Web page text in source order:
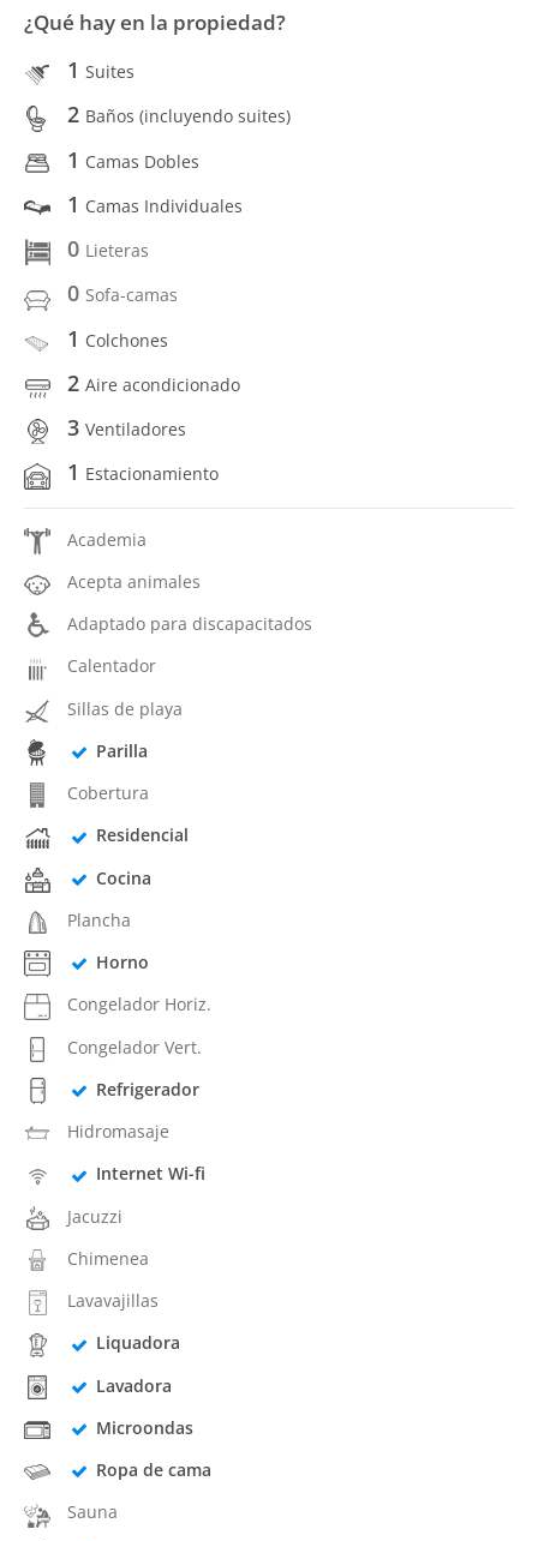
¿Qué hay en la propiedad?
1 Suites
2 Baños (incluyendo suites)
1 Camas Dobles
1 Camas Individuales
0 Lieteras
0 Sofa-camas
1 Colchones
2 Aire acondicionado
3 Ventiladores
1 Estacionamiento
Academia
Acepta animales
Adaptado para discapacitados
Calentador
Sillas de playa
Parilla
Cobertura
Residencial
Cocina
Plancha
Horno
Congelador Horiz.
Congelador Vert.
Refrigerador
Hidromasaje
Internet Wi-fi
Jacuzzi
Chimenea
Lavavajillas
Liquadora
Lavadora
Microondas
Ropa de cama
Sauna